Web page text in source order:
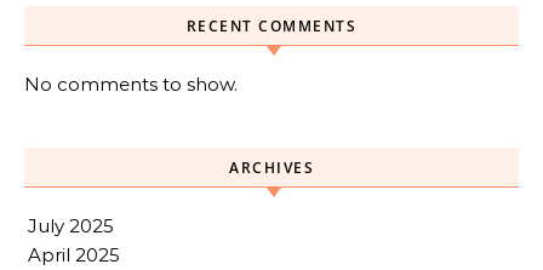
RECENT COMMENTS
No comments to show.
ARCHIVES
July 2025
April 2025